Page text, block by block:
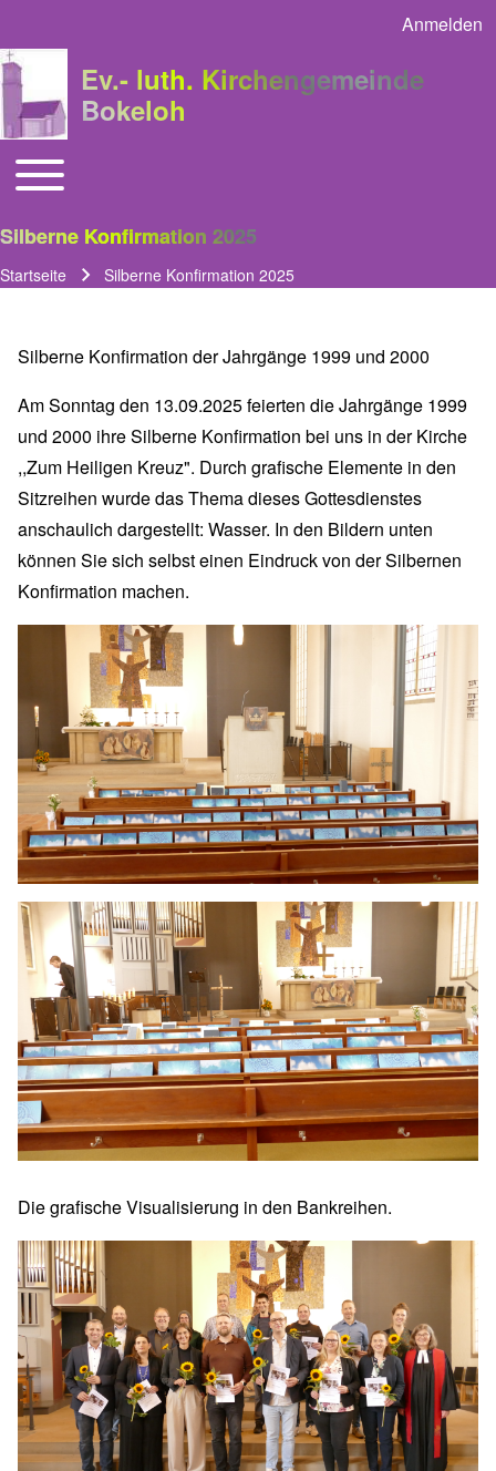
User
Anmelden
Ev.- luth. Kirchengemeinde
Bokeloh
Main navigation
Toggle main menu
Silberne Konfirmation 2025
Pfadnavigation
Startseite Silberne Konfirmation 2025
Silberne Konfirmation der Jahrgänge 1999 und 2000
Am Sonntag den 13.09.2025 feierten die Jahrgänge 1999
und 2000 ihre Silberne Konfirmation bei uns in der Kirche
,,Zum Heiligen Kreuz". Durch grafische Elemente in den
Sitzreihen wurde das Thema dieses Gottesdienstes
anschaulich dargestellt: Wasser. In den Bildern unten
können Sie sich selbst einen Eindruck von der Silbernen
Konfirmation machen.
Die grafische Visualisierung in den Bankreihen.